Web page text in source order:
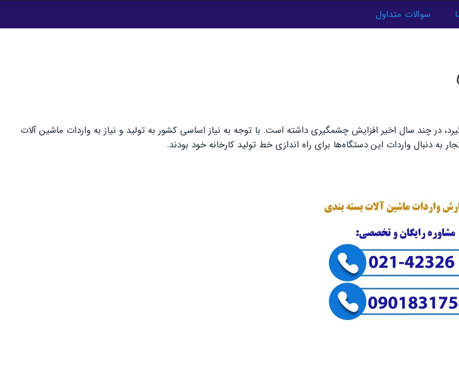
سوالات متداول
در چند سال اخیر افزایش چشمگیری داشته است. با توجه به نیاز اساسی کشور به تولید و نیاز به واردات ماشین آلات
دنبال واردات این دستگاه‌ها برای راه اندازی خط تولید کارخانه خود بودند.